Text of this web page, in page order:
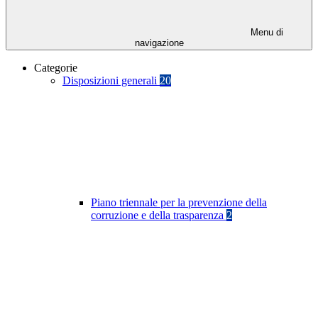
Menu di
navigazione
Categorie
Disposizioni generali 20
Piano triennale per la prevenzione della
corruzione e della trasparenza 2